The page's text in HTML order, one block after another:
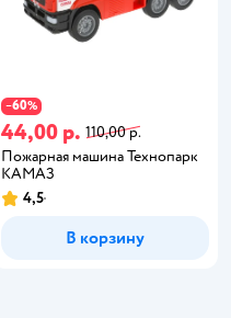
−60%
44,00 р. 110,00 р.
Пожарная машина Технопарк
КАМАЗ
4,5
В корзину